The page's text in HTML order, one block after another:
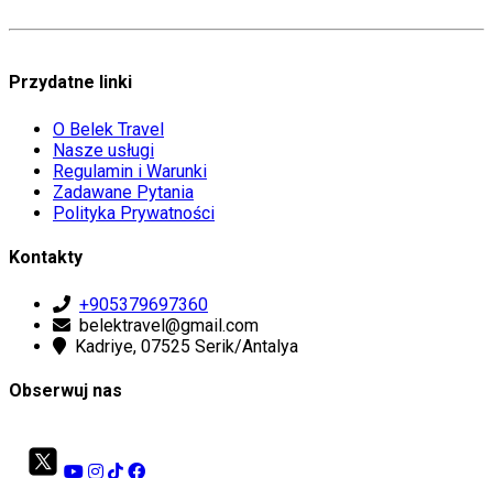
Przydatne linki
O Belek Travel
Nasze usługi
Regulamin i Warunki
Zadawane Pytania
Polityka Prywatności
Kontakty
+905379697360
belektravel@gmail.com
Kadriye, 07525 Serik/Antalya
Obserwuj nas